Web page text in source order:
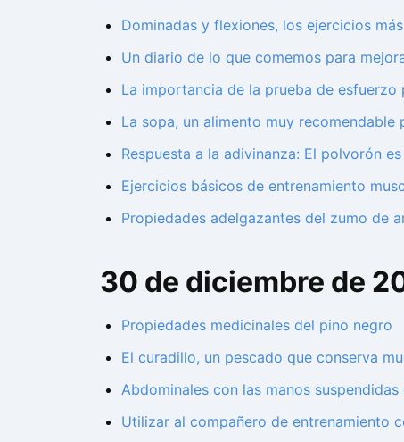
Dominadas y flexiones, los ejercicios
Un diario de lo que comemos para
La importancia de la prueba de
La sopa, un alimento muy recomendable
Respuesta a la adivinanza: El polvorón
Ejercicios básicos de entrenamiento
Propiedades adelgazantes del zumo de
30 de diciembre de
Propiedades medicinales del pino negro
El curadillo, un pescado que conserva
Abdominales con las manos
Utilizar al compañero de entrenamiento